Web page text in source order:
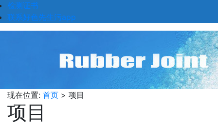
检测证书
联系好色先生污app
现在位置: 首页 > 项目
项目